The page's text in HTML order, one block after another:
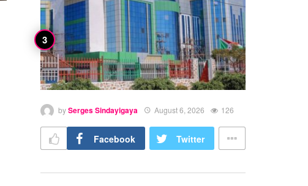
bySerges Sindayigaya August 6, 2026 126
Facebook Twitter